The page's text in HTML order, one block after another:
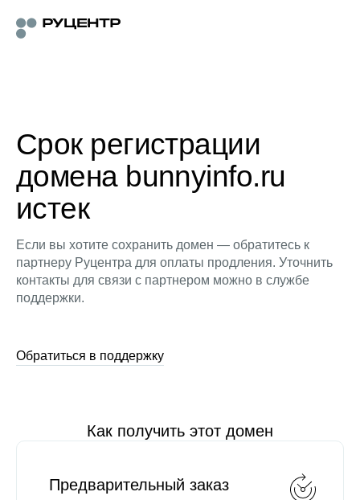
Срок регистрации
домена bunnyinfo.ru
истек
Если вы хотите сохранить домен — обратитесь к
партнеру Руцентра для оплаты продления. Уточнить
контакты для связи с партнером можно в службе
поддержки.
Обратиться в поддержку
Как получить этот домен
Предварительный заказ